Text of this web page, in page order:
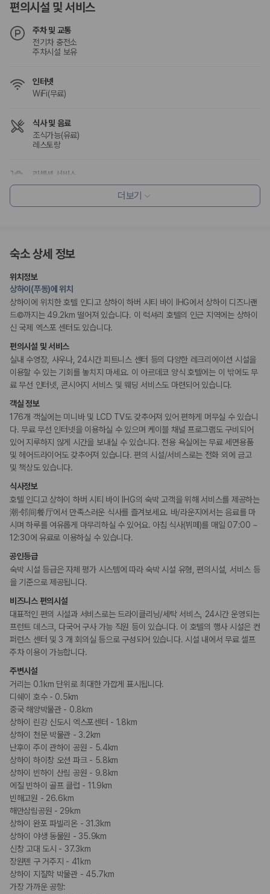
편의시설 및 서비스
주차 및 교통
전기차 충전소
주차시설 보유
인터넷
WiFi(무료)
식사 및 음료
조식가능(유료)
레스토랑
리셉션 서비스
다국어 구사 가능 직원
포터/벨보이
웰빙 및 피트니스
사우나/스파
액티비티
수영장
키즈
어린이 수영장
비즈니스
컨퍼런스 센터
회의공간
흡연 시설
지정 흡연 구역
더보기
숙소 상세 정보
위치정보
상하이(푸동)에 위치
상하이에 위치한 호텔 인디고 상하이 하버 시티 바이 IHG에서 상하이 디즈니랜
드©까지는 49.2km 떨어져 있습니다. 이 럭셔리 호텔의 인근 지역에는 상하이
신 국제 엑스포 센터도 있습니다.
편의시설 및 서비스
실내 수영장, 사우나, 24시간 피트니스 센터 등의 다양한 레크리에이션 시설을
이용할 수 있는 기회를 놓치지 마세요. 이 아르데코 양식 호텔에는 이 밖에도 무
료 무선 인터넷, 콘시어지 서비스 및 웨딩 서비스도 마련되어 있습니다.
객실 정보
176개 객실에는 미니바 및 LCD TV도 갖추어져 있어 편하게 머무실 수 있습니
다. 무료 무선 인터넷을 이용하실 수 있으며 케이블 채널 프로그램도 구비되어
있어 지루하지 않게 시간을 보내실 수 있습니다. 전용 욕실에는 무료 세면용품
및 헤어드라이어도 갖추어져 있습니다. 편의 시설/서비스로는 전화 외에 금고
및 책상도 있습니다.
식사정보
호텔 인디고 상하이 하버 시티 바이 IHG의 숙박 고객을 위해 서비스를 제공하는
潮·邻间餐厅에서 만족스러운 식사를 즐겨보세요. 바/라운지에서는 음료를 마
시며 하루를 여유롭게 마무리하실 수 있어요. 아침 식사(뷔페)를 매일 07:00 ~
12:30에 유료로 이용하실 수 있습니다.
공인등급
숙박 시설 등급은 자체 평가 시스템에 따라 숙박 시설 유형, 편의시설, 서비스 등
을 기준으로 제공됩니다.
비즈니스 편의시설
대표적인 편의 시설과 서비스로는 드라이클리닝/세탁 서비스, 24시간 운영되는
프런트 데스크, 다국어 구사 가능 직원 등이 있습니다. 이 호텔의 행사 시설은 컨
퍼런스 센터 및 3 개 회의실 등으로 구성되어 있습니다. 시설 내에서 무료 셀프
주차 이용이 가능합니다.
주변시설
거리는 0.1km 단위로 최대한 가깝게 표시됩니다.
디쉐이 호수 - 0.5km
중국 해양박물관 - 0.8km
상하이 린강 신도시 엑스포센터 - 1.8km
상하이 천문 박물관 - 3.2km
난후이 주이 관하이 공원 - 5.4km
상하이 하이창 오션 파크 - 5.8km
상하이 빈하이 산림 공원 - 9.8km
에질 빈하이 골프 클럽 - 11.9km
빈해고원 - 26.6km
해만삼림공원 - 29km
상하이 완포 파빌리온 - 31.3km
상하이 야생 동물원 - 35.9km
신창 고대 도시 - 37.3km
장원톈 구 거주지 - 41km
상하이 지질학 박물관 - 45.7km
가장 가까운 공항: